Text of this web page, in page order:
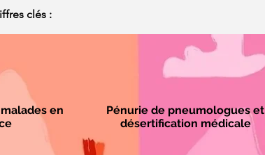
clés :
en
Pénurie de pneumologues et
désertification médicale